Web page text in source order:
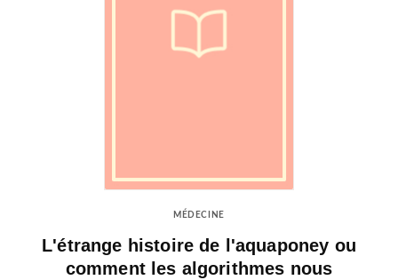
MÉDECINE
L'étrange histoire de l'aquaponey ou
comment les algorithmes nous